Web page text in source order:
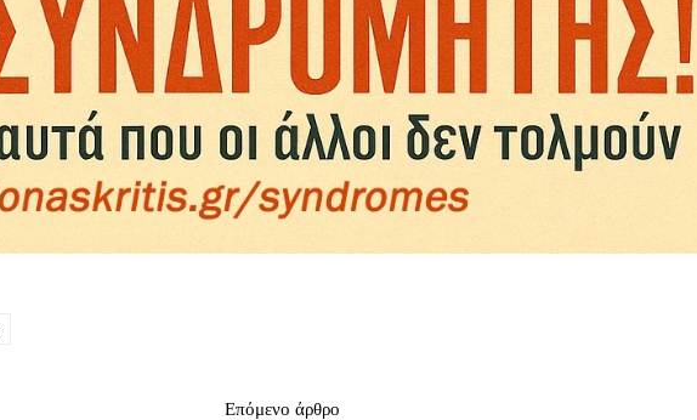
Επόμενο άρθρο